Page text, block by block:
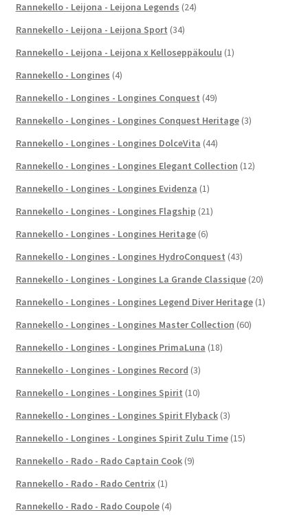
Rannekello - Leijona - Leijona Legends (24)
Rannekello - Leijona - Leijona Sport (34)
Rannekello - Leijona - Leijona x Kelloseppäkoulu (1)
Rannekello - Longines (4)
Rannekello - Longines - Longines Conquest (49)
Rannekello - Longines - Longines Conquest Heritage (3)
Rannekello - Longines - Longines DolceVita (44)
Rannekello - Longines - Longines Elegant Collection (12)
Rannekello - Longines - Longines Evidenza (1)
Rannekello - Longines - Longines Flagship (21)
Rannekello - Longines - Longines Heritage (6)
Rannekello - Longines - Longines HydroConquest (43)
Rannekello - Longines - Longines La Grande Classique (20)
Rannekello - Longines - Longines Legend Diver Heritage (1)
Rannekello - Longines - Longines Master Collection (60)
Rannekello - Longines - Longines PrimaLuna (18)
Rannekello - Longines - Longines Record (3)
Rannekello - Longines - Longines Spirit (10)
Rannekello - Longines - Longines Spirit Flyback (3)
Rannekello - Longines - Longines Spirit Zulu Time (15)
Rannekello - Rado - Rado Captain Cook (9)
Rannekello - Rado - Rado Centrix (1)
Rannekello - Rado - Rado Coupole (4)